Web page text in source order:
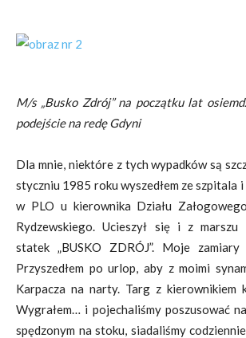
M/s „Busko Zdrój” na początku lat
podejście na redę Gdyni
Dla mnie, niektóre z tych wypadków są
styczniu 1985 roku wyszedłem ze szpitala i
w PLO u kierownika Działu
Rydzewskiego. Ucieszył się i z marszu
statek „BUSKO ZDRÓJ”. Moje
Przyszedłem po urlop, aby z moimi
Karpacza na narty. Targ z kierownikiem
Wygrałem… i pojechaliśmy poszusować
spędzonym na stoku, siadaliśmy